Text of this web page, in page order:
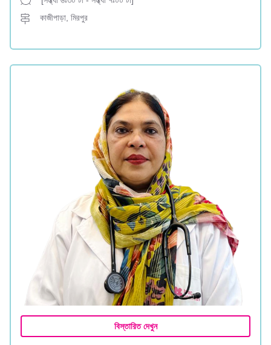
কাজীপাড়া, মিরপুর
বিস্তারিত দেখুন